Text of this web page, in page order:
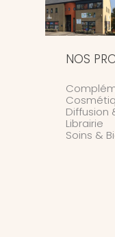
NOS
Diffusion
Librairie
Soins &